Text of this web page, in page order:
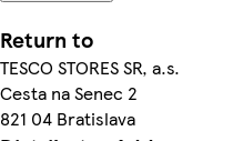
Return to
TESCO STORES SR, a.s.
Cesta na Senec 2
821 04 Bratislava